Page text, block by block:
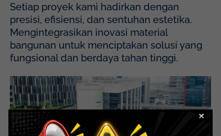
Setiap proyek kami hadirkan dengan
presisi, efisiensi, dan sentuhan estetika.
Mengintegrasikan inovasi material
bangunan untuk menciptakan solusi yang
fungsional dan berdaya tahan tinggi.
Mayapada Hospital Kuningan (MHKN), Kuningan, Jakarta
Selatan.
Lihat Detail Proyek